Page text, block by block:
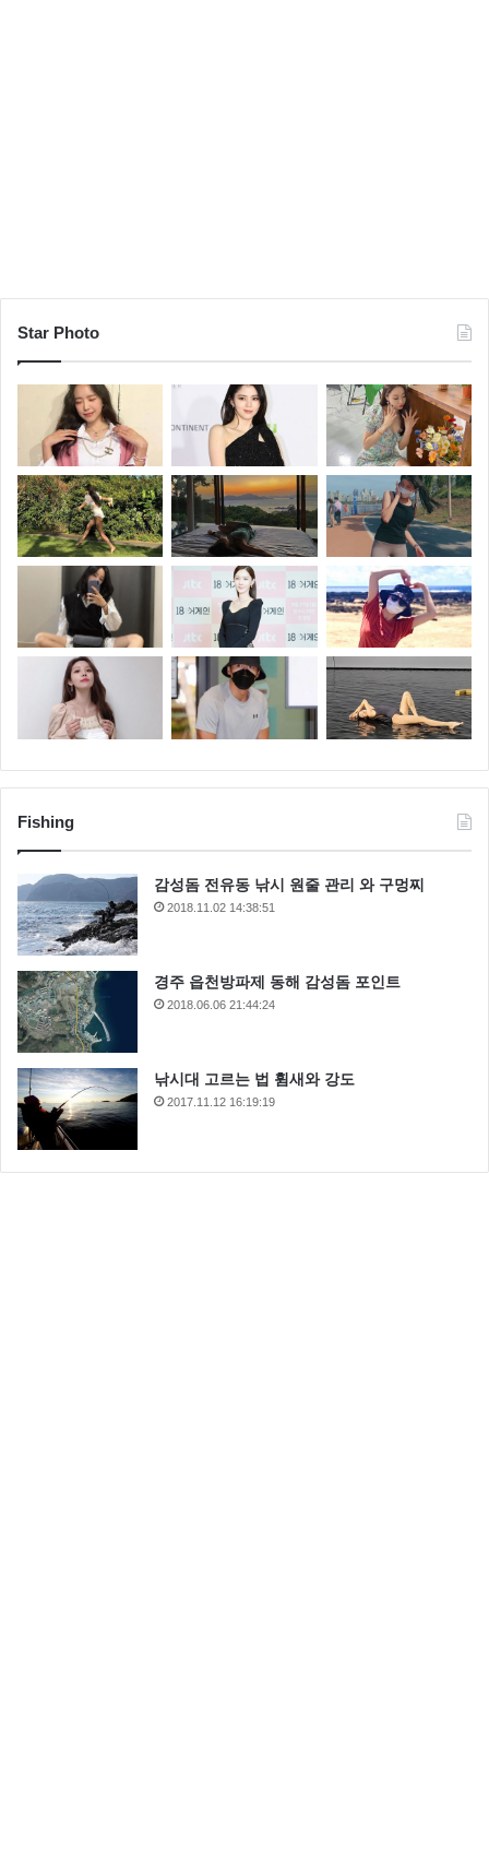
Star Photo
Fishing
감성돔 전유동 낚시 원줄 관리 와 구멍찌
2018.11.02 14:38:51
경주 읍천방파제 동해 감성돔 포인트
2018.06.06 21:44:24
낚시대 고르는 법 휨새와 강도
2017.11.12 16:19:19